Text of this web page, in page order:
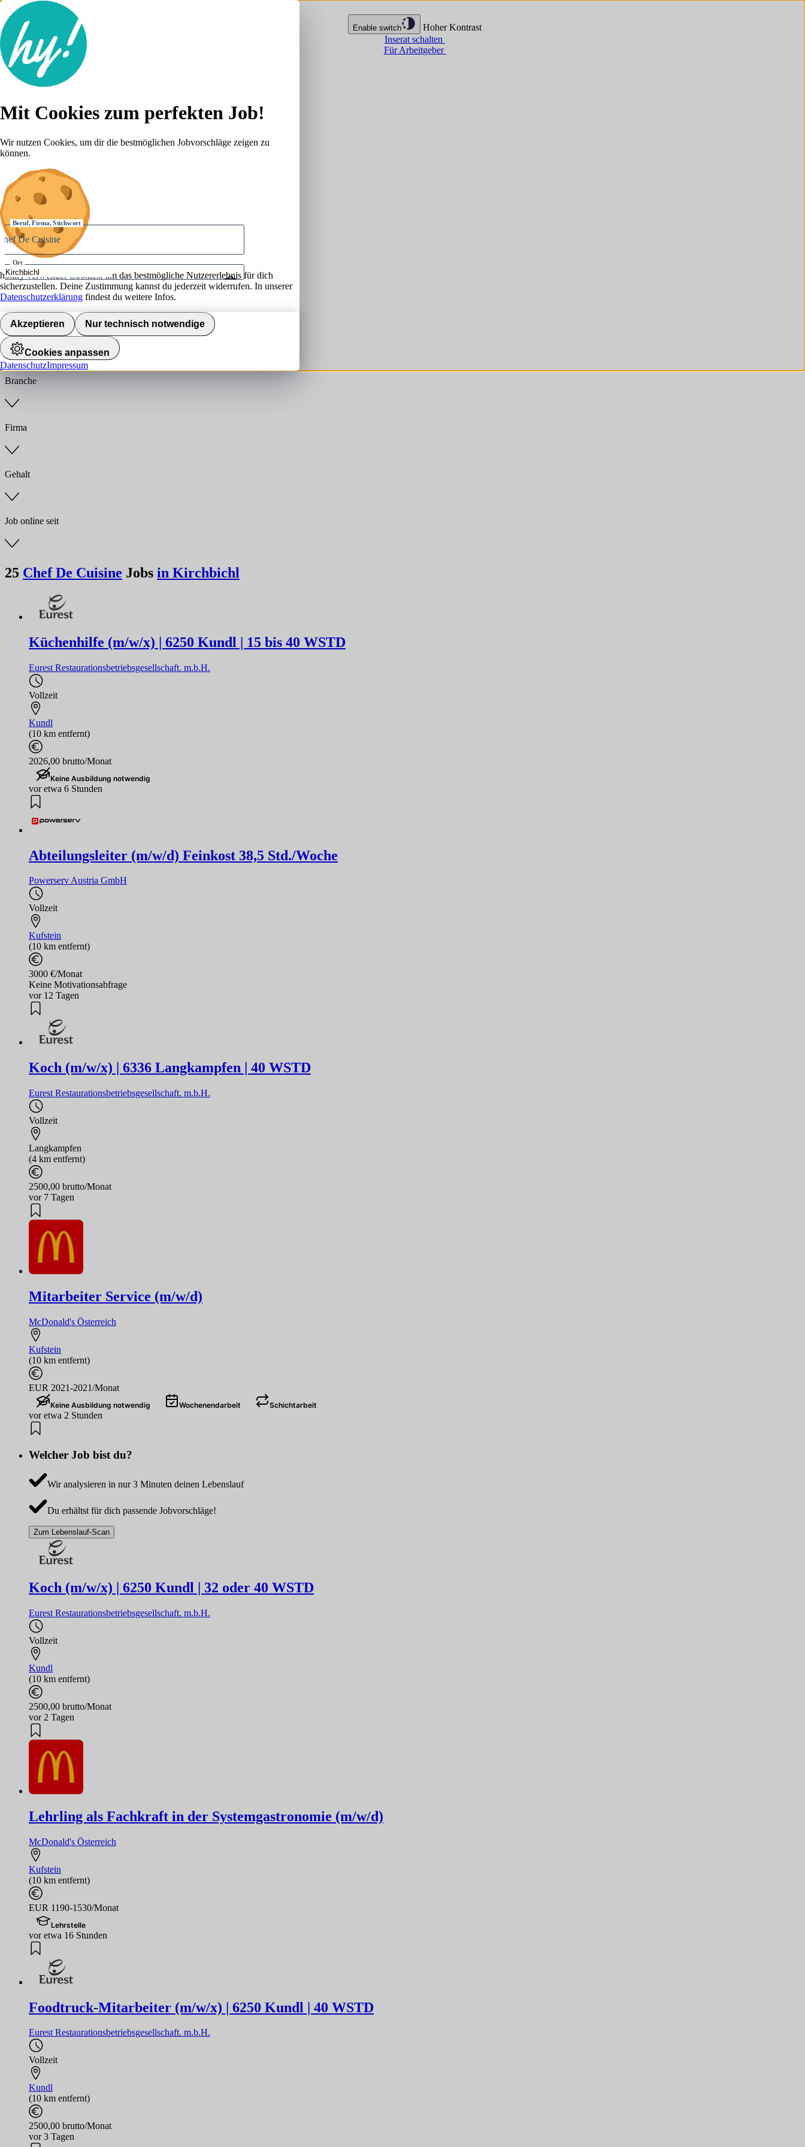
Enable switch
Hoher Kontrast
Inserat schalten
Für Arbeitgeber
Lebenslauf
Karriere-Tipps
Anmelden
Beruf, Firma, Stichwort
Ort
Umkreis
Jobs finden
Anstellungsart
Branche
Firma
Gehalt
Job online seit
25 Chef De Cuisine Jobs in Kirchbichl
Küchenhilfe (m/w/x) | 6250 Kundl | 15 bis 40 WSTD
Eurest Restaurationsbetriebsgesellschaft. m.b.H.
Vollzeit
Kundl
(10 km entfernt)
2026,00 brutto/Monat
Keine Ausbildung notwendig
vor etwa 6 Stunden
Abteilungsleiter (m/w/d) Feinkost 38,5 Std./Woche
Powerserv Austria GmbH
Vollzeit
Kufstein
(10 km entfernt)
3000 €/Monat
Keine Motivationsabfrage
vor 12 Tagen
Koch (m/w/x) | 6336 Langkampfen | 40 WSTD
Eurest Restaurationsbetriebsgesellschaft. m.b.H.
Vollzeit
Langkampfen
(4 km entfernt)
2500,00 brutto/Monat
vor 7 Tagen
Mitarbeiter Service (m/w/d)
McDonald's Österreich
Kufstein
(10 km entfernt)
EUR 2021-2021/Monat
Keine Ausbildung notwendig Wochenendarbeit Schichtarbeit
vor etwa 2 Stunden
Welcher Job bist du?
Wir analysieren in nur 3 Minuten deinen Lebenslauf
Du erhältst für dich passende Jobvorschläge!
Zum Lebenslauf-Scan
Koch (m/w/x) | 6250 Kundl | 32 oder 40 WSTD
Eurest Restaurationsbetriebsgesellschaft. m.b.H.
Vollzeit
Kundl
(10 km entfernt)
2500,00 brutto/Monat
vor 2 Tagen
Lehrling als Fachkraft in der Systemgastronomie (m/w/d)
McDonald's Österreich
Kufstein
(10 km entfernt)
EUR 1190-1530/Monat
Lehrstelle
vor etwa 16 Stunden
Foodtruck-Mitarbeiter (m/w/x) | 6250 Kundl | 40 WSTD
Eurest Restaurationsbetriebsgesellschaft. m.b.H.
Vollzeit
Kundl
(10 km entfernt)
2500,00 brutto/Monat
vor 3 Tagen
Mit Cookies zum perfekten Job!
Wir nutzen Cookies, um dir die bestmöglichen Jobvorschläge zeigen zu
können.
hokify verwendet Cookies, um das bestmögliche Nutzererlebnis für dich
sicherzustellen. Deine Zustimmung kannst du jederzeit widerrufen. In unserer
Datenschutzerklärung findest du weitere Infos.
Akzeptieren Nur technisch notwendige
Cookies anpassen
DatenschutzImpressum